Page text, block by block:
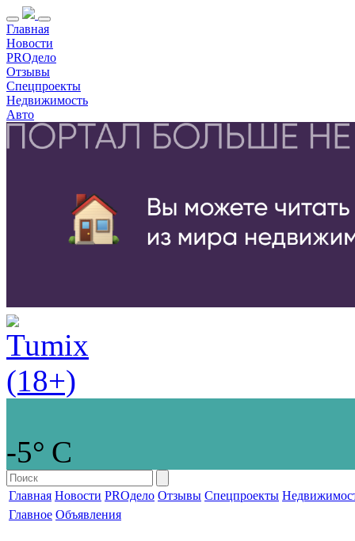
Главная
Новости
PROдело
Отзывы
Спецпроекты
Недвижимость
Авто
-5° С
Главная Новости PROдело Отзывы Спецпроекты
Главное Объявления